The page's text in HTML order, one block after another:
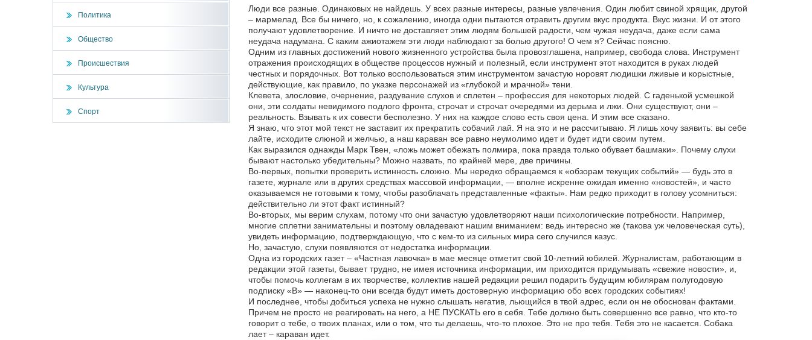
Политика
Общество
Происшествия
Культура
Спорт
Люди все разные. Одинаковых не найдешь. У всех разные интересы, разные увлечения. Один любит свиной хрящик, другой
– мармелад. Все бы ничего, но, к сожалению, иногда одни пытаются отравить другим вкус продукта. Вкус жизни. И от этого
получают удовлетворение. И ничто не доставляет этим людям большей радости, чем чужая неудача, даже если сама
неудача надумана. С каким ажиотажем эти люди наблюдают за болью другого! О чем я? Сейчас поясню.
Одним из главных достижений нового жизненного устройства была провозглашена, например, свобода слова. Инструмент
отражения происходящих в обществе процессов нужный и полезный, если инструмент этот находится в руках людей
честных и порядочных. Вот только воспользоваться этим инструментом зачастую норовят людишки лживые и корыстные,
действующие, как правило, по указке персонажей из «глубокой и мрачной» тени.
Клевета, злословие, очернение, раздувание слухов и сплетен – профессия для некоторых людей. С гаденькой усмешкой
они, эти солдаты невидимого подлого фронта, строчат и строчат очередями из дерьма и лжи. Они существуют, они –
реальность. Взывать к их совести бесполезно. У них на каждое слово есть своя цена. И этим все сказано.
Я знаю, что этот мой текст не заставит их прекратить собачий лай. Я на это и не рассчитываю. Я лишь хочу заявить: вы себе
лайте, исходите слюной и желчью, а наш караван все равно неумолимо идет и будет идти своим путем.
Как выразился однажды Марк Твен, «ложь может обежать полмира, пока правда только обувает башмаки». Почему слухи
бывают настолько убедительны? Можно назвать, по крайней мере, две причины.
Во-первых, попытки проверить истинность сложно. Мы нередко обращаемся к «обзорам текущих событий» — будь это в
газете, журнале или в других средствах массовой информации, — вполне искренне ожидая именно «новостей», и часто
оказываемся не готовыми к тому, чтобы разоблачать представленные «факты». Нам редко приходит в голову усомниться:
действительно ли этот факт истинный?
Во-вторых, мы верим слухам, потому что они зачастую удовлетворяют наши психологические потребности. Например,
многие сплетни занимательны и поэтому овладевают нашим вниманием: ведь интересно же (такова уж человеческая суть),
увидеть информацию, подтверждающую, что с кем-то из сильных мира сего случился казус.
Но, зачастую, слухи появляются от недостатка информации.
Одна из городских газет – «Частная лавочка» в мае месяце отметит свой 10-летний юбилей. Журналистам, работающим в
редакции этой газеты, бывает трудно, не имея источника информации, им приходится придумывать «свежие новости», и,
чтобы помочь коллегам в их творчестве, коллектив нашей редакции решил подарить будущим юбилярам полугодовую
подписку «В» — наконец-то они всегда будут иметь достоверную информацию обо всех городских событиях!
И последнее, чтобы добиться успеха не нужно слышать негатив, льющийся в твой адрес, если он не обоснован фактами.
Причем не просто не реагировать на него, а НЕ ПУСКАТЬ его в себя. Тебе должно быть совершенно все равно, что кто-то
говорит о тебе, о твоих планах, или о том, что ты делаешь, что-то плохое. Это не про тебя. Тебя это не касается. Собака
лает – караван идет.